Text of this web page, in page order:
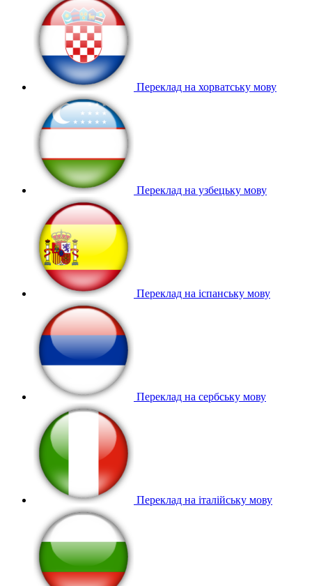
Переклад на хорватську мову
Переклад на узбецьку мову
Переклад на іспанську мову
Переклад на сербську мову
Переклад на італійську мову